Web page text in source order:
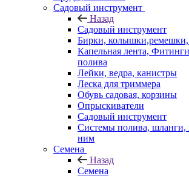
Садовый инструмент
Назад
Садовый инструмент
Бирки, колышки,ремешки,
Капельная лента,
полива
Лейки, ведра, канистры
Леска для триммера
Обувь садовая, корзины
Опрыскиватели
Садовый инструмент
Системы полива,
ним
Семена
Назад
Семена